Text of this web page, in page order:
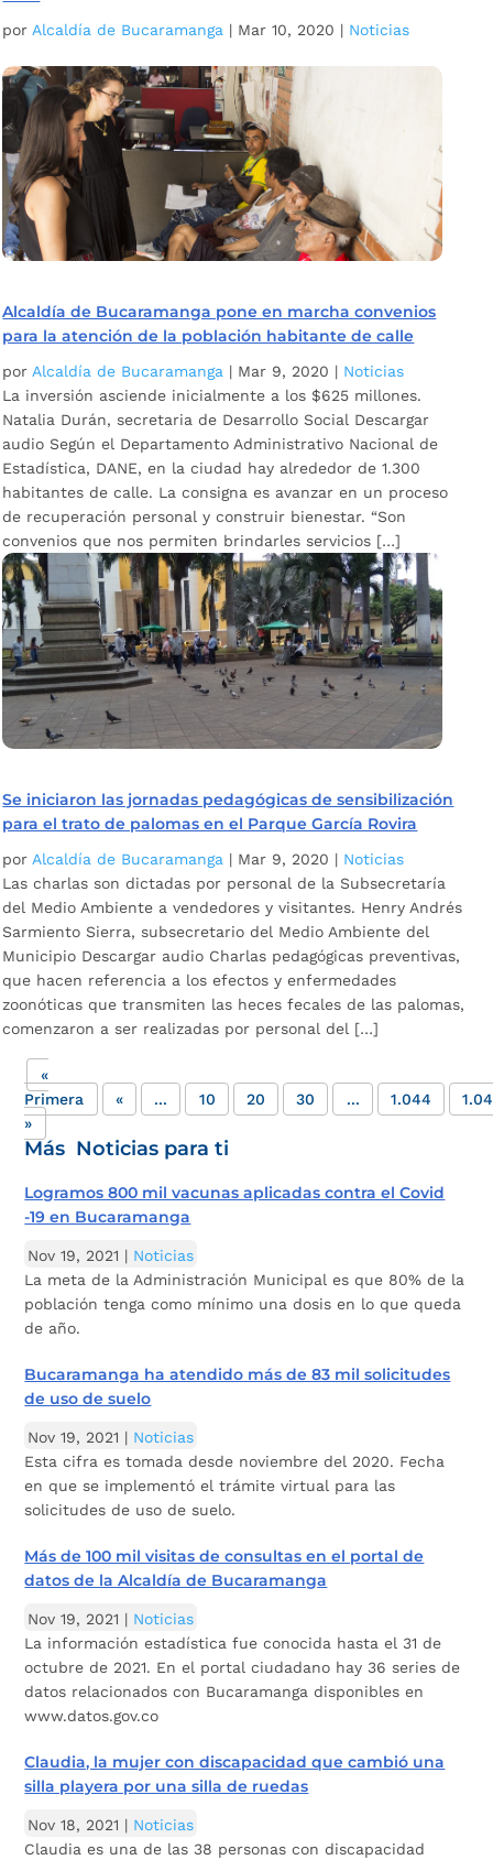
por Alcaldía de Bucaramanga | Mar 10, 2020 | Noticias
Alcaldía de Bucaramanga pone en marcha convenios
para la atención de la población habitante de calle
porAlcaldía de Bucaramanga | Mar 9, 2020 | Noticias
La inversión asciende inicialmente a los $625 millones.
Natalia Durán, secretaria de Desarrollo Social Descargar
audio Según el Departamento Administrativo Nacional de
Estadística, DANE, en la ciudad hay alrededor de 1.300
habitantes de calle. La consigna es avanzar en un proceso
de recuperación personal y construir bienestar. “Son
convenios que nos permiten brindarles servicios […]
Se iniciaron las jornadas pedagógicas de sensibilización
para el trato de palomas en el Parque García Rovira
por Alcaldía de Bucaramanga | Mar 9, 2020 | Noticias
Las charlas son dictadas por personal de la Subsecretaría
del Medio Ambiente a vendedores y visitantes. Henry Andrés
Sarmiento Sierra, subsecretario del Medio Ambiente del
Municipio Descargar audio Charlas pedagógicas preventivas,
que hacen referencia a los efectos y enfermedades
zoonóticas que transmiten las heces fecales de las palomas,
comenzaron a ser realizadas por personal del […]
«
Primera
« ... 10 20 30 ... 1.044
»
Más Noticias para ti
Logramos 800 mil vacunas aplicadas contra el Covid
-19 en Bucaramanga
Nov 19, 2021 | Noticias
La meta de la Administración Municipal es que 80% de la
población tenga como mínimo una dosis en lo que queda
de año.
Bucaramanga ha atendido más de 83 mil solicitudes
de uso de suelo
Nov 19, 2021 | Noticias
Esta cifra es tomada desde noviembre del 2020. Fecha
en que se implementó el trámite virtual para las
solicitudes de uso de suelo.
Más de 100 mil visitas de consultas en el portal de
datos de la Alcaldía de Bucaramanga
Nov 19, 2021 | Noticias
La información estadística fue conocida hasta el 31 de
octubre de 2021. En el portal ciudadano hay 36 series de
datos relacionados con Bucaramanga disponibles en
www.datos.gov.co
Claudia, la mujer con discapacidad que cambió una
silla playera por una silla de ruedas
Nov 18, 2021 | Noticias
Claudia es una de las 38 personas con discapacidad